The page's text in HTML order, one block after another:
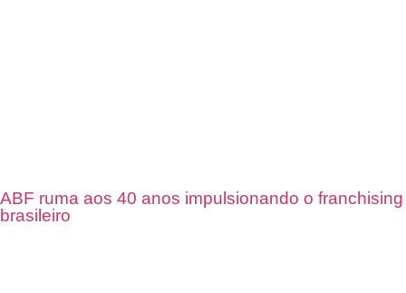
ABF ruma aos 40 anos impulsionando o franchising
brasileiro